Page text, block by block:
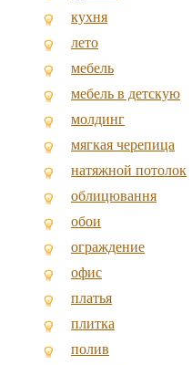
кухня
лето
мебель
мебель в детскую
молдинг
мягкая черепица
натяжной потолок
облицювання
обои
ограждение
офис
платья
плитка
полив